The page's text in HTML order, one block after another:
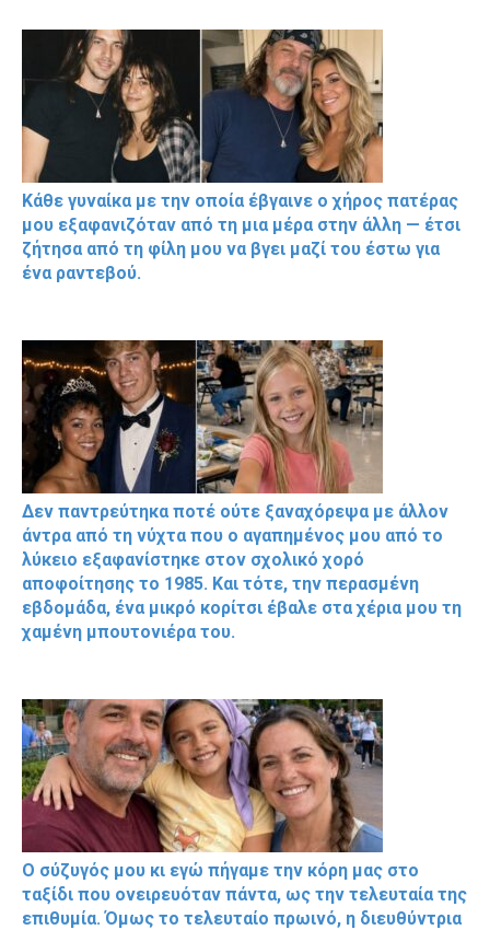
Κάθε γυναίκα με την οποία έβγαινε ο χήρος πατέρας
μου εξαφανιζόταν από τη μια μέρα στην άλλη — έτσι
ζήτησα από τη φίλη μου να βγει μαζί του έστω για
ένα ραντεβού.
Δεν παντρεύτηκα ποτέ ούτε ξαναχόρεψα με άλλον
άντρα από τη νύχτα που ο αγαπημένος μου από το
λύκειο εξαφανίστηκε στον σχολικό χορό
αποφοίτησης το 1985. Και τότε, την περασμένη
εβδομάδα, ένα μικρό κορίτσι έβαλε στα χέρια μου τη
χαμένη μπουτονιέρα του.
Ο σύζυγός μου κι εγώ πήγαμε την κόρη μας στο
ταξίδι που ονειρευόταν πάντα, ως την τελευταία της
επιθυμία. Όμως το τελευταίο πρωινό, η διευθύντρια